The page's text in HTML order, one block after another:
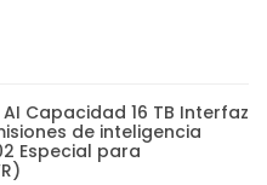
Capacidad 16 TB Interfaz
de inteligencia
Especial para